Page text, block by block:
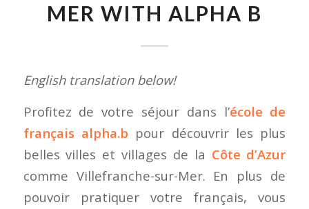
MER WITH ALPHA B
English translation below!
Profitez de votre séjour dans l’école de
français alpha.b pour découvrir les plus
belles villes et villages de la Côte d’Azur
comme Villefranche-sur-Mer. En plus de
pouvoir pratiquer votre français, vous